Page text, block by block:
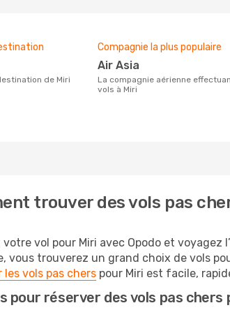
de Miri
Compagnie la plus populaire
Air Asia
La compagnie aérienne effectuant des
vols à Miri
trouver des vols pas
votre vol pour Miri avec Opodo et
vous trouverez un grand choix de vols
les vols pas chers pour Miri est facile,
pour réserver des vols pas chers